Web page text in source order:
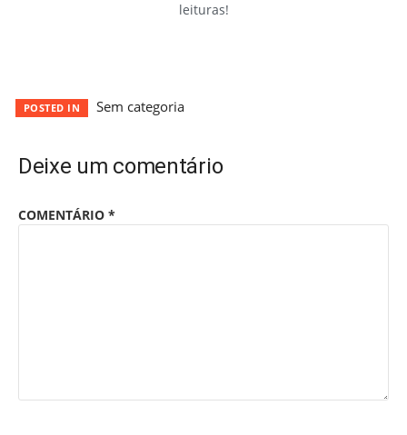
leituras!
POSTED IN Sem categoria
Deixe um comentário
COMENTÁRIO *